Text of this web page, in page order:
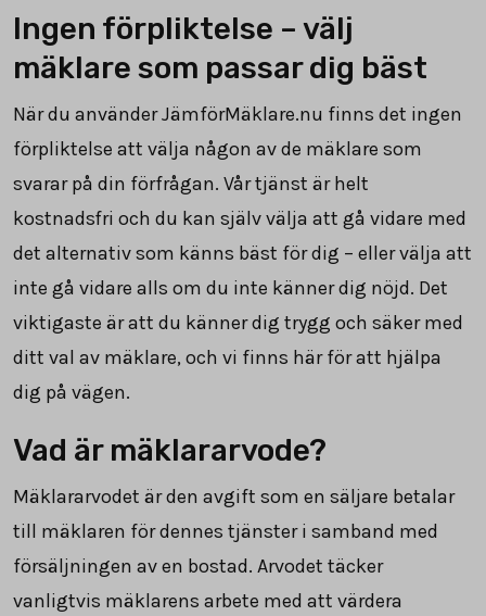
Ingen förpliktelse – välj
mäklare som passar dig bäst
När du använder JämförMäklare.nu finns det ingen
förpliktelse att välja någon av de mäklare som
svarar på din förfrågan. Vår tjänst är helt
kostnadsfri och du kan själv välja att gå vidare med
det alternativ som känns bäst för dig – eller välja att
inte gå vidare alls om du inte känner dig nöjd. Det
viktigaste är att du känner dig trygg och säker med
ditt val av mäklare, och vi finns här för att hjälpa
dig på vägen.
Vad är mäklararvode?
Mäklararvodet är den avgift som en säljare betalar
till mäklaren för dennes tjänster i samband med
försäljningen av en bostad. Arvodet täcker
vanligtvis mäklarens arbete med att värdera